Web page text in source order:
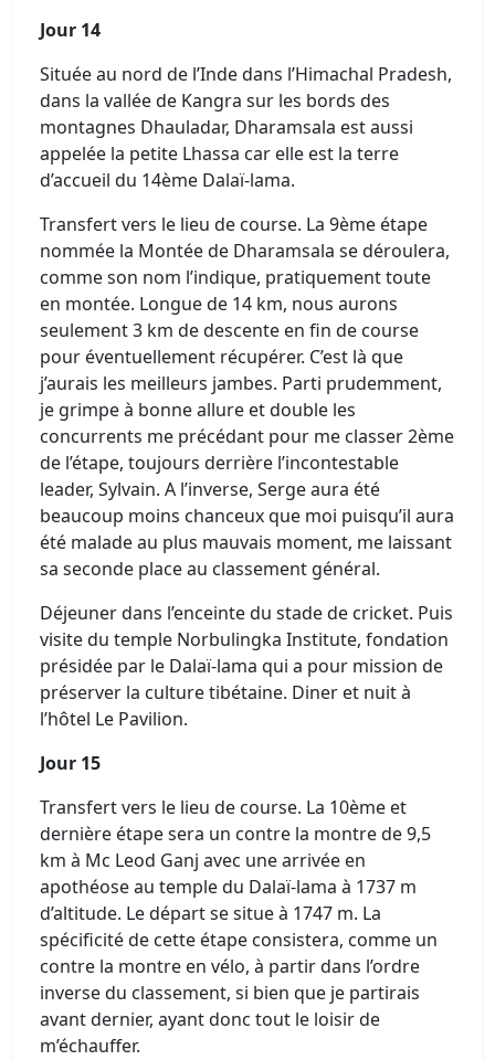
Jour 14
Située au nord de l’Inde dans l’Himachal Pradesh,
dans la vallée de Kangra sur les bords des
montagnes Dhauladar, Dharamsala est aussi
appelée la petite Lhassa car elle est la terre
d’accueil du 14ème Dalaï-lama.
Transfert vers le lieu de course. La 9ème étape
nommée la Montée de Dharamsala se déroulera,
comme son nom l’indique, pratiquement toute
en montée. Longue de 14 km, nous aurons
seulement 3 km de descente en fin de course
pour éventuellement récupérer. C’est là que
j’aurais les meilleurs jambes. Parti prudemment,
je grimpe à bonne allure et double les
concurrents me précédant pour me classer 2ème
de l’étape, toujours derrière l’incontestable
leader, Sylvain. A l’inverse, Serge aura été
beaucoup moins chanceux que moi puisqu’il aura
été malade au plus mauvais moment, me laissant
sa seconde place au classement général.
Déjeuner dans l’enceinte du stade de cricket. Puis
visite du temple Norbulingka Institute, fondation
présidée par le Dalaï-lama qui a pour mission de
préserver la culture tibétaine. Diner et nuit à
l’hôtel Le Pavilion.
Jour 15
Transfert vers le lieu de course. La 10ème et
dernière étape sera un contre la montre de 9,5
km à Mc Leod Ganj avec une arrivée en
apothéose au temple du Dalaï-lama à 1737 m
d’altitude. Le départ se situe à 1747 m. La
spécificité de cette étape consistera, comme un
contre la montre en vélo, à partir dans l’ordre
inverse du classement, si bien que je partirais
avant dernier, ayant donc tout le loisir de
m’échauffer.